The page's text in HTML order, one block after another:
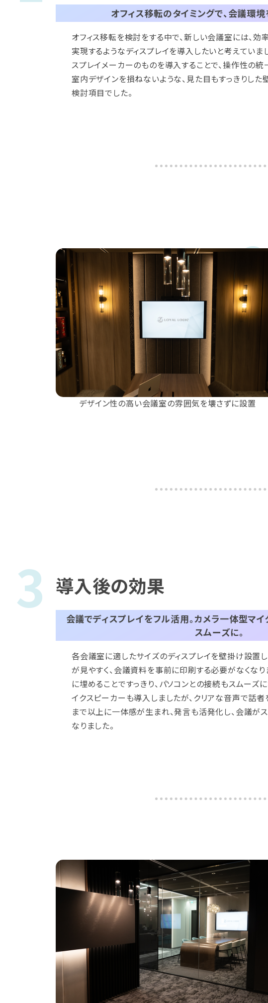
オフィス移転のタイミングで、会議環境
オフィス移転を検討をする中で、新しい会議室には、
実現するようなディスプレイを導入したいと考えていま
スプレイメーカーのものを導入することで、操作性の
室内デザインを損ねないような、見た目もすっきりし
検討項目でした。
デザイン性の高い会議室の雰囲気を壊さずに設置
導入後の効果
会議でディスプレイをフル活用。カメラ一体型マ
スムーズに。
各会議室に適したサイズのディスプレイを壁掛け設置
が見やすく、会議資料を事前に印刷する必要がなくな
に埋めることですっきり、パソコンとの接続もスムーズ
イクスピーカーも導入しましたが、クリアな音声で話者
まで以上に一体感が生まれ、発言も活発化し、会議が
なりました。